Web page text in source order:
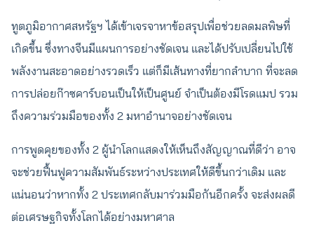
ทูตภูมิอากาศสหรัฐฯ ได้เข้าเจรจาหาข้อสรุปเพื่อช่วยลดมลพิษที่
เกิดขึ้น ซึ่งทางจีนมีแผนการอย่างชัดเจน และได้ปรับเปลี่ยนไปใช้
พลังงานสะอาดอย่างรวดเร็ว แต่ก็มีเส้นทางที่ยากลำบาก ที่จะลด
การปล่อยก๊าซคาร์บอนเป็นให้เป็นศูนย์ จำเป็นต้องมีโรดแมป รวม
ถึงความร่วมมือของทั้ง 2 มหาอำนาจอย่างชัดเจน
การพูดคุยของทั้ง 2 ผู้นำโลกแสดงให้เห็นถึงสัญญาณที่ดีว่า อาจ
จะช่วยฟื้นฟูความสัมพันธ์ระหว่างประเทศให้ดีขึ้นกว่าเดิม และ
แน่นอนว่าหากทั้ง 2 ประเทศกลับมาร่วมมือกันอีกครั้ง จะส่งผลดี
ต่อเศรษฐกิจทั้งโลกได้อย่างมหาศาล